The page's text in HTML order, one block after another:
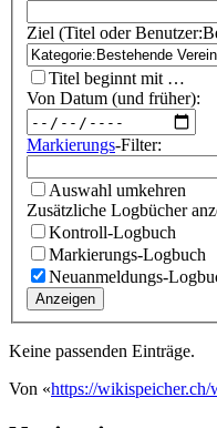
Ziel (Titel oder
Titel beginnt mit …
Von Datum (und früher):
Markierungs-Filter:
Auswahl umkehren
Zusätzliche Logbücher
Kontroll-Logbuch
Markierungs-Logbuch
Neuanmeldungs-
Anzeigen
Keine passenden Einträge.
Von «https://